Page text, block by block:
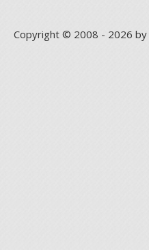
Copyright © 2008 - 2026 by